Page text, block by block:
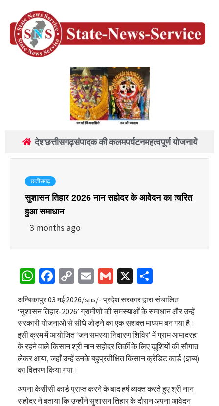
देशछत्तीसगढ़संपादक की कलमपर्यटनमहत्वपूर्ण योजनायें
छत्तीसगढ़
सुशासन तिहार 2026 नान सहोदर के आवेदन का त्वरित
हुआ समाधान
3 months ago
WhatsApp
Facebook
CopyEmailGmail
X
अम्बिकापुर 03 मई 2026/sns/- प्रदेश सरकार द्वारा संचालित
‘सुशासन तिहार-2026’ ग्रामीणों की समस्याओं के समाधान और उन्हें
सरकारी योजनाओं से सीधे जोड़ने का एक सशक्त माध्यम बन गया है।
इसी क्रम में आयोजित ‘जन समस्या निवारण शिविर’ में ग्राम आमादरहा
के रहने वाले किसान श्री नान सहोदर तिर्की के लिए खुशियों की सौगात
लेकर आया, जहाँ उन्हें उनके बहुप्रतीक्षित किसान क्रेडिट कार्ड (ज्ञब्ब्)
का वितरण किया गया।
अपना केसीसी कार्ड प्राप्त करने के बाद हर्ष व्यक्त करते हुए श्री नान
सहोदर ने बताया कि उन्होंने सुशासन तिहार के दौरान अपना आवेदन